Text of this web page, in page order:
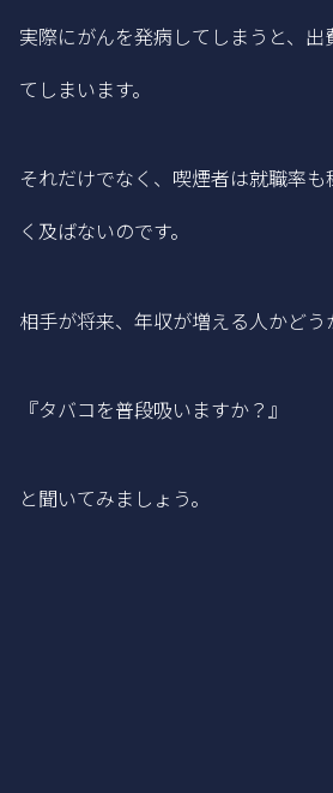
実際にがんを発病してしまうと、
てしまいます。
それだけでなく、喫煙者は就職率
く及ばないのです。
相手が将来、年収が増える人かどう
『タバコを普段吸いますか？』
と聞いてみましょう。